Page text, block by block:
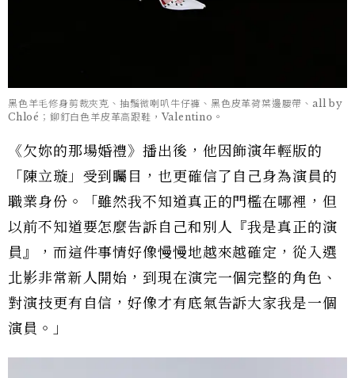
黑色羊毛修身剪裁夾克、抽鬚微喇叭牛仔褲、黑色皮革荷葉邊腰帶、all by
Chloé；鉚釘白色羊皮革高跟鞋，Valentino。
《欠妳的那場婚禮》播出後，他因飾演年輕版的
「陳立璇」受到矚目，也更確信了自己身為演員的
職業身份。「雖然我不知道真正的門檻在哪裡，但
以前不知道要怎麼告訴自己和別人『我是真正的演
員』，而這件事情好像慢慢地越來越確定，從入選
北影非常新人開始，到現在演完一個完整的角色、
對演技更有自信，好像才有底氣告訴大家我是一個
演員。」